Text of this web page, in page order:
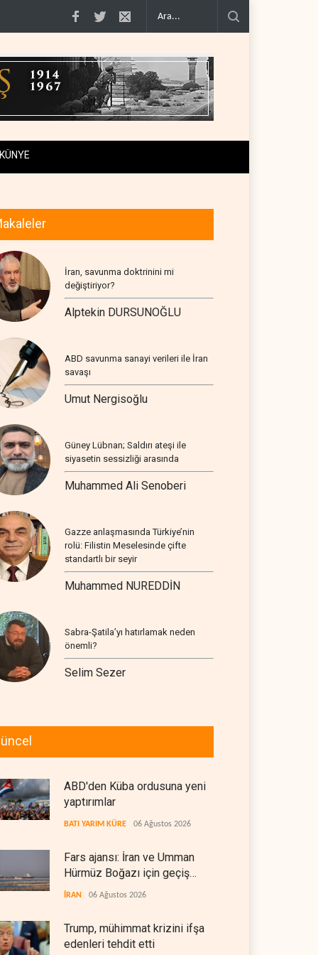
Trump, mühimmat krizini ifşa edenleri tehdit etti..
KÜNYE
İran, savunma doktrinini mi
değiştiriyor?
Alptekin DURSUNOĞLU
ABD savunma sanayi verileri ile İran
savaşı
Umut Nergisoğlu
Güney Lübnan; Saldırı ateşi ile
siyasetin sessizliği arasında
Muhammed Ali Senoberi
Gazze anlaşmasında Türkiye’nin
rolü: Filistin Meselesinde çifte
standartlı bir seyir
Muhammed NUREDDİN
Sabra-Şatila’yı hatırlamak neden
önemli?
Selim Sezer
ABD'den Küba ordusuna yeni
yaptırımlar
BATI YARIM KÜRE 06 Ağustos 2026
Fars ajansı: İran ve Umman
Hürmüz Boğazı için geçiş
koridorlarında anlaştı
İRAN 06 Ağustos 2026
Trump, mühimmat krizini ifşa
edenleri tehdit etti